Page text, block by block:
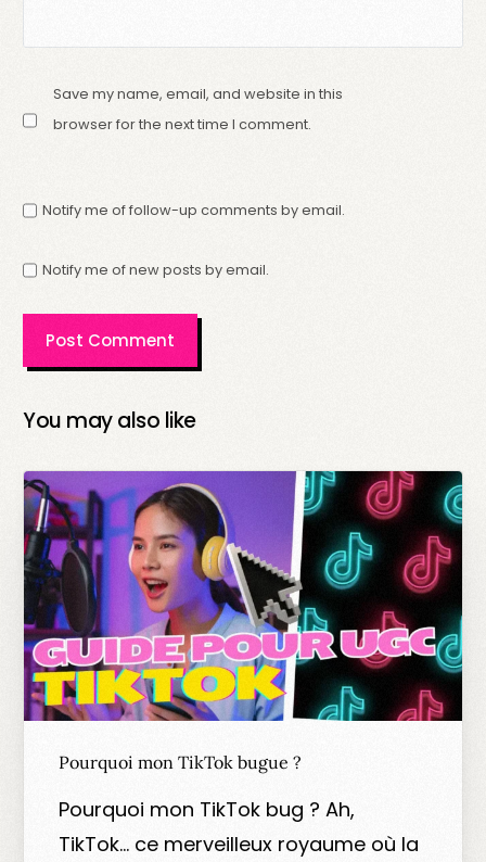
Save my name, email, and website in this
browser for the next time I comment.
Notify me of follow-up comments by email.
Notify me of new posts by email.
You may also like
Pourquoi mon TikTok bugue ?
Pourquoi mon TikTok bug ? Ah,
TikTok… ce merveilleux royaume où la